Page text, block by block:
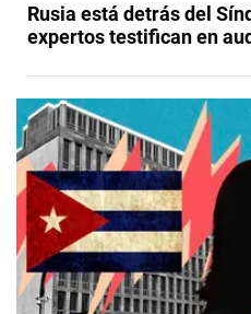
Rusia está detrás del
expertos testifican en